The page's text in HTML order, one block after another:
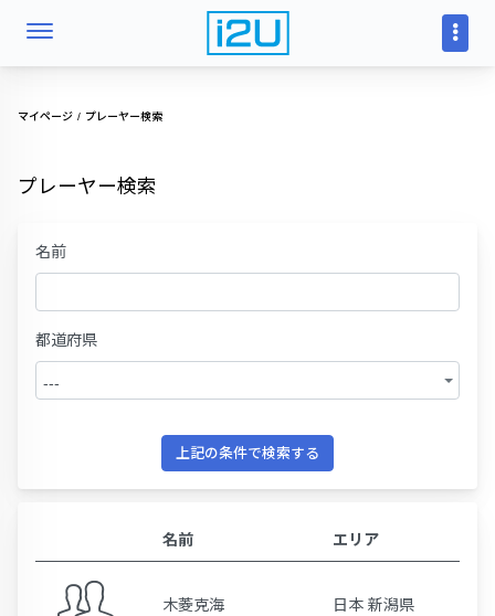
マイページ プレーヤー検索
プレーヤー検索
名前
都道府県
---
上記の条件で検索する
名前 エリア
木菱克海 日本 新潟県